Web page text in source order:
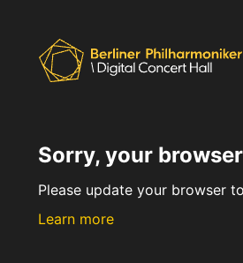
Sorry, your
Please update your browser
Learn more